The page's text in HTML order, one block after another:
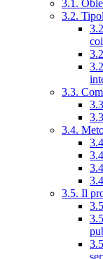
3.1.
3.2.
3.3.
3.4.
3.5. Il